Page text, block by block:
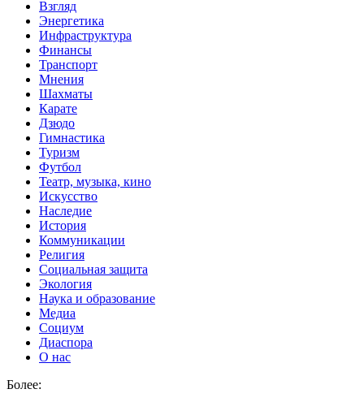
Взгляд
Энергетика
Инфраструктура
Финансы
Транспорт
Мнения
Шахматы
Карате
Дзюдо
Гимнастика
Туризм
Футбол
Театр, музыка, кино
Искусство
Наследие
История
Коммуникации
Религия
Социальная защита
Экология
Наука и образование
Медиа
Социум
Диаспора
О нас
Более: